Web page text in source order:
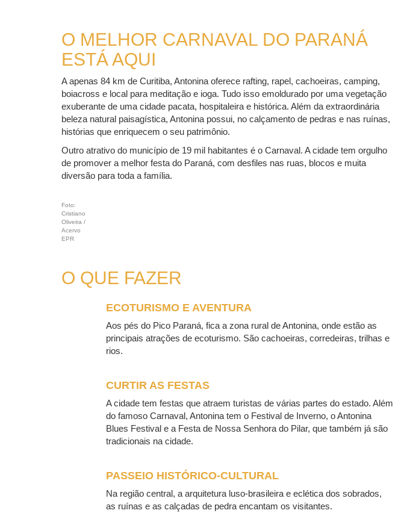
O MELHOR CARNAVAL DO PARANÁ
ESTÁ AQUI
A apenas 84 km de Curitiba, Antonina oferece rafting, rapel, cachoeiras, camping,
boiacross e local para meditação e ioga. Tudo isso emoldurado por uma vegetação
exuberante de uma cidade pacata, hospitaleira e histórica. Além da extraordinária
beleza natural paisagística, Antonina possui, no calçamento de pedras e nas ruínas,
histórias que enriquecem o seu patrimônio.
Outro atrativo do município de 19 mil habitantes é o Carnaval. A cidade tem orgulho
de promover a melhor festa do Paraná, com desfiles nas ruas, blocos e muita
diversão para toda a família.
Foto:
Cristiano
Oliveira /
Acervo
EPR
O QUE FAZER
ECOTURISMO E AVENTURA
Aos pés do Pico Paraná, fica a zona rural de Antonina, onde estão as
principais atrações de ecoturismo. São cachoeiras, corredeiras, trilhas e
rios.
CURTIR AS FESTAS
A cidade tem festas que atraem turistas de várias partes do estado. Além
do famoso Carnaval, Antonina tem o Festival de Inverno, o Antonina
Blues Festival e a Festa de Nossa Senhora do Pilar, que também já são
tradicionais na cidade.
PASSEIO HISTÓRICO-CULTURAL
Na região central, a arquitetura luso-brasileira e eclética dos sobrados,
as ruínas e as calçadas de pedra encantam os visitantes.